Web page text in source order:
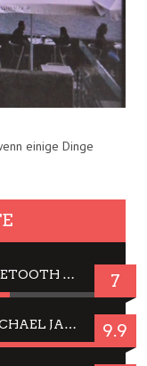
einige Dinge
JBL TUNE 720BT: OVER EAR BLUETOOTH KOPFHÖRER UM DIE 50,-€ IM DAUER-TEST 7
WEGEN DES ERFOLGES – MJ: MICHAEL JACKSON MUSICAL IN EINER MATINEE SEHEN 9.9